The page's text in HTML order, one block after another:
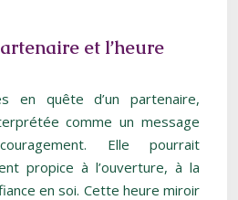
et l’heure
en quête d’un partenaire,
comme un message
Elle pourrait
propice à l’ouverture, à la
en soi. Cette heure miroir